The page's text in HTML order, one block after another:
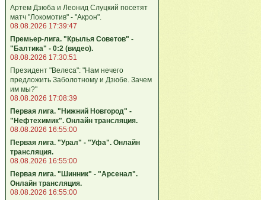
Артем Дзюба и Леонид Слуцкий посетят
матч "Локомотив" - "Акрон".
08.08.2026 17:39:47
Премьер-лига. "Крылья Советов" -
"Балтика" - 0:2 (видео).
08.08.2026 17:30:51
Президент "Велеса": "Нам нечего
предложить Заболотному и Дзюбе. Зачем
им мы?"
08.08.2026 17:08:39
Первая лига. "Нижний Новгород" -
"Нефтехимик". Онлайн трансляция.
08.08.2026 16:55:00
Первая лига. "Урал" - "Уфа". Онлайн
трансляция.
08.08.2026 16:55:00
Первая лига. "Шинник" - "Арсенал".
Онлайн трансляция.
08.08.2026 16:55:00